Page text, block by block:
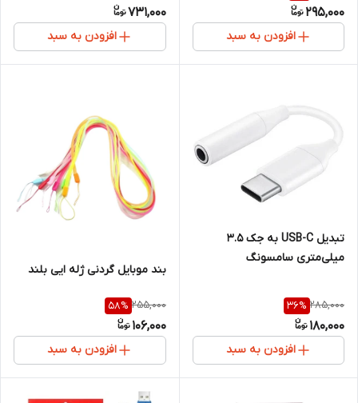
295,000
افزودن به سبد
731,000
افزودن به سبد
تبدیل USB-C به جک ۳.۵
میلی‌متری سامسونگ
285,000
36%
180,000
افزودن به سبد
بند موبایل گردنی ژله ایی بلند
255,000
58%
106,000
افزودن به سبد